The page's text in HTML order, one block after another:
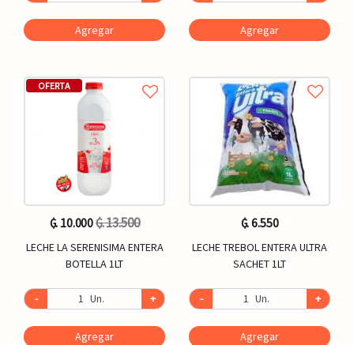
Agregar
OFERTA
₲. 10.000₲. 13.500
LECHE LA SERENISIMA ENTERA
BOTELLA 1LT
- Un. +
Agregar
Agregar
₲. 6.550
LECHE TREBOL ENTERA ULTRA
SACHET 1LT
- Un. +
Agregar